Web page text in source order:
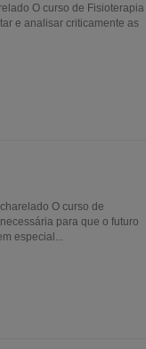
O curso de Fisioterapia
e analisar criticamente as
O curso de
para que o futuro
especial...